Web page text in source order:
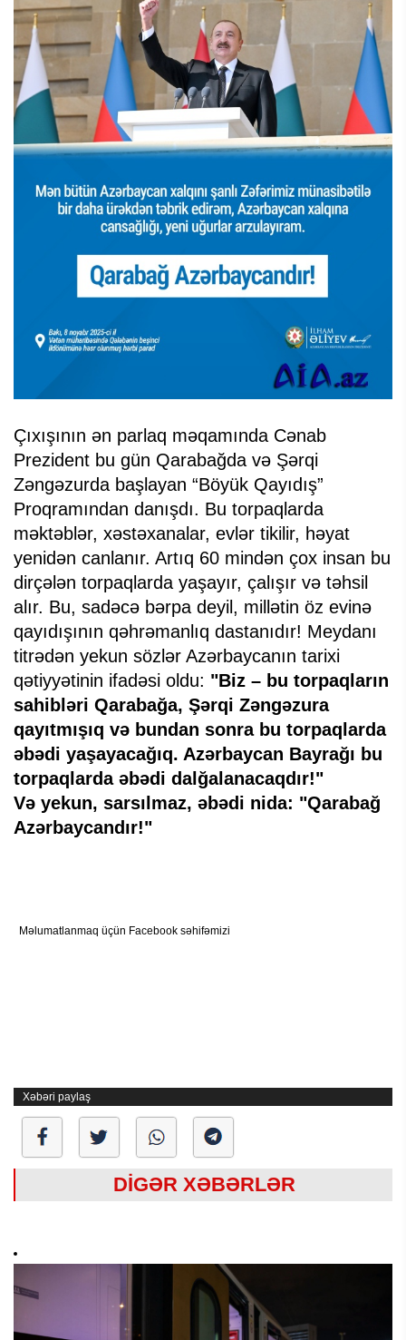
Çıxışının ən parlaq məqamında Cənab
Prezident bu gün Qarabağda və Şərqi
Zəngəzurda başlayan “Böyük Qayıdış”
Proqramından danışdı. Bu torpaqlarda
məktəblər, xəstəxanalar, evlər tikilir, həyat
yenidən canlanır. Artıq 60 mindən çox insan bu
dirçələn torpaqlarda yaşayır, çalışır və təhsil
alır. Bu, sadəcə bərpa deyil, millətin öz evinə
qayıdışının qəhrəmanlıq dastanıdır! Meydanı
titrədən yekun sözlər Azərbaycanın tarixi
qətiyyətinin ifadəsi oldu: "Biz – bu torpaqların
sahibləri Qarabağa, Şərqi Zəngəzura
qayıtmışıq və bundan sonra bu torpaqlarda
əbədi yaşayacağıq. Azərbaycan Bayrağı bu
torpaqlarda əbədi dalğalanacaqdır!"
Və yekun, sarsılmaz, əbədi nida: "Qarabağ
Azərbaycandır!"
Məlumatlanmaq üçün Facebook səhifəmizi
Xəbəri paylaş
DİGƏR XƏBƏRLƏR